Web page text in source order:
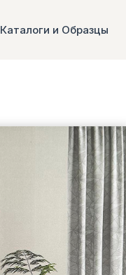
Каталоги и Образцы